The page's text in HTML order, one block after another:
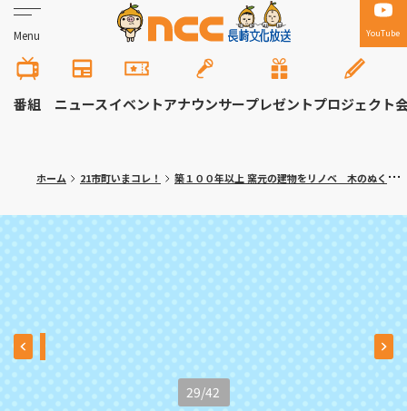
Menu YouTube
番組 ニュースイベントアナウンサープレゼントプロジェクト
ホーム 21市町いまコレ！ 築１００年以上 窯元の建物をリノベ 木のぬくもり感じるビュッフェレストラン 波佐見町「御堂舎（みどうや）」
29/42